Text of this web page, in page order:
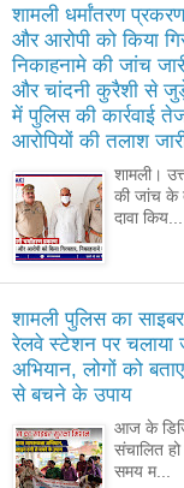
शामली धर्मांतरण
और आरोपी को किया
निकाहनामे की जांच
और चांदनी कुरैशी से
में पुलिस की कार्रवाई
आरोपियों की तलाश
शामली।
की जांच के
दावा किय...
शामली पुलिस का
रेलवे स्टेशन पर चलाया
अभियान, लोगों को
से बचने के उपाय
आज के
संचालित
समय म...